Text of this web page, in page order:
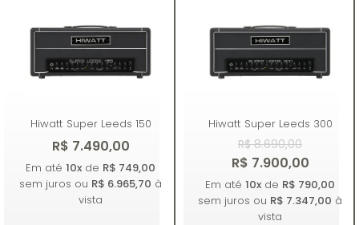
Hiwatt Super Leeds 150
R$ 7.490,00
Em até 10x de R$ 749,00
sem juros ou R$ 6.965,70 à
vista
Hiwatt Super Leeds 300
R$ 8.690,00
R$ 7.900,00
Em até 10x de R$ 790,00
sem juros ou R$ 7.347,00 à
vista